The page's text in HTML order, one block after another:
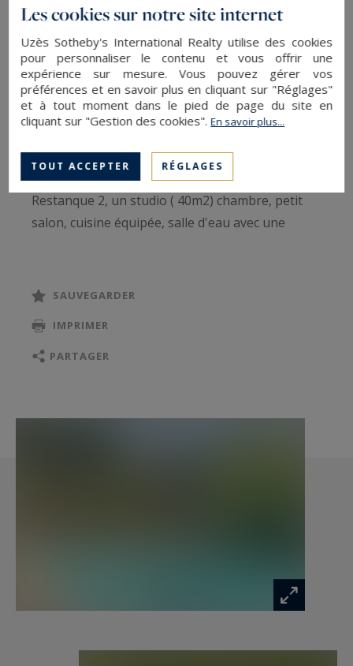
La propriété se compose de: Maison principale
avec en rez-de-chaussée une grande cuisine
équipée avec du matériel haut de gamme
prolongée de la salle à manger, un salon avec
une cheminée ouvrant sur une terrasse en
travertins et pergolas. Grande salle de bain avec
double fenêtre.A l'étage , deux chambres ( 20m2
et 15m2) avec balcon, buanderie/dressing.
Restanque 2, un studio ( 40m2) chambre, petit
salon, cuisine équipée, salle d'eau avec une
une terrasse , jardin paysagé et espace piscine (
Restanque 3 , jardin japonais avec une fontaine .
Garage
SAUVEGARDER
IMPRIMER
PARTAGER
Les cookies sur notre site internet
Uzès Sotheby's International Realty utilise des cookies
pour personnaliser le contenu et vous offrir une
expérience sur mesure. Vous pouvez gérer vos
préférences et en savoir plus en cliquant sur "Réglages"
et à tout moment dans le pied de page du site en
cliquant sur "Gestion des cookies".En savoir plus...
TOUT ACCEPTER RÉGLAGES